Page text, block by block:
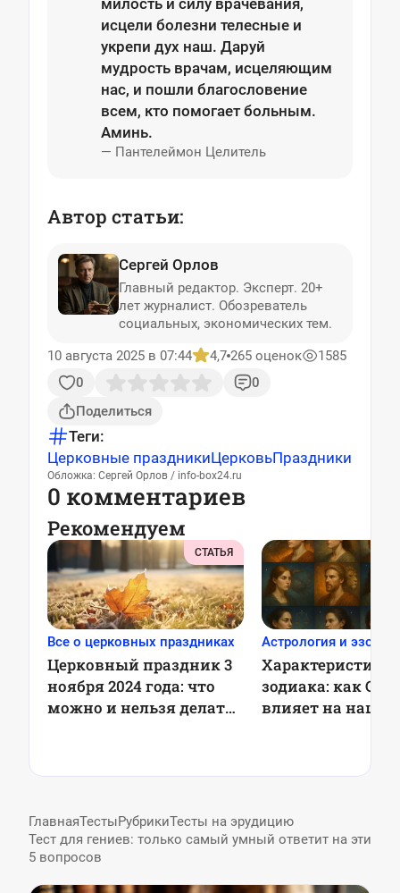
исцели болезни телесные и
укрепи дух наш. Даруй
мудрость врачам, исцеляющим
нас, и пошли благословение
всем, кто помогает больным.
Аминь.
— Пантелеймон Целитель
Автор статьи:
Сергей Орлов
Главный редактор. Эксперт. 20+
лет журналист. Обозреватель
социальных, экономических тем.
10 августа 2025 в 07:44
4,7 265 оценок
1585
0
0
Поделиться
Теги:
Церковные праздникиЦерковьПраздники
Обложка: Сергей Орлов / info-box24.ru
0 комментариев
Рекомендуем
СТАТЬЯ
Все о церковных праздниках
Церковный праздник 3
ноября 2024 года: что
можно и нельзя делать,
Астрология и
Характеристика
зодиака: как
влияет на наш
ГлавнаяТестыРубрикиТесты на эрудицию
Тест для гениев: только самый умный ответит на эти
5 вопросов